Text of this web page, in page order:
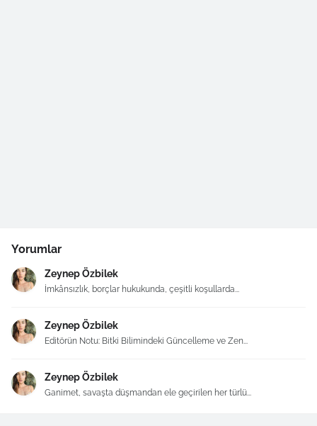
Yorumlar
Zeynep Özbilek
İmkânsızlık, borçlar hukukunda, çeşitli koşullarda...
Zeynep Özbilek
Editörün Notu: Bitki Bilimindeki Güncelleme ve Zen...
Zeynep Özbilek
Ganimet, savaşta düşmandan ele geçirilen her türlü...